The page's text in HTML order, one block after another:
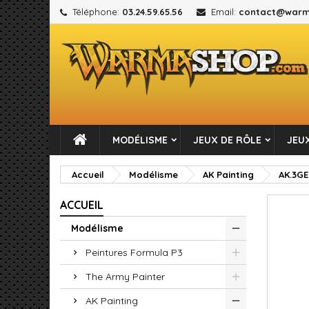
Téléphone: 03.24.59.65.56 Email:
MODÉLISME JEUX DE RÔLE
Accueil Modélisme AK Painting
ACCUEIL
Modélisme
Peintures Formula P3
The Army Painter
AK Painting
add_circle_outline